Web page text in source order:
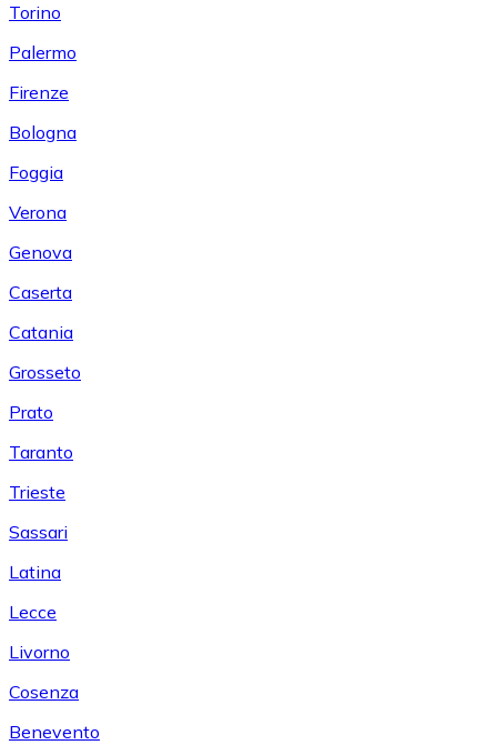
Torino
Palermo
Firenze
Bologna
Foggia
Verona
Genova
Caserta
Catania
Grosseto
Prato
Taranto
Trieste
Sassari
Latina
Lecce
Livorno
Cosenza
Benevento